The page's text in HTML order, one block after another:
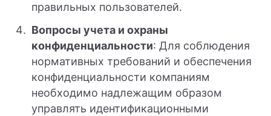
правильных пользователей.
Вопросы учета и охраны
конфиденциальности: Для соблюдения
нормативных требований и обеспечения
конфиденциальности компаниям
необходимо надлежащим образом
управлять идентификационными